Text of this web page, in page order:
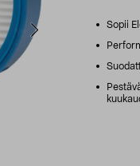
Sopii